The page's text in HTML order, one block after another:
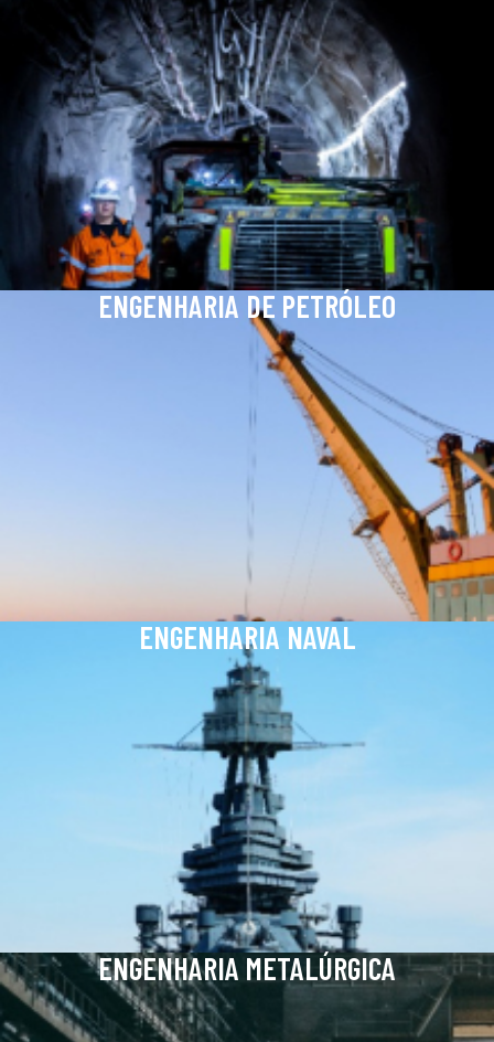
ENGENHARIA DE PETRÓLEO
ENGENHARIA NAVAL
ENGENHARIA METALÚRGICA